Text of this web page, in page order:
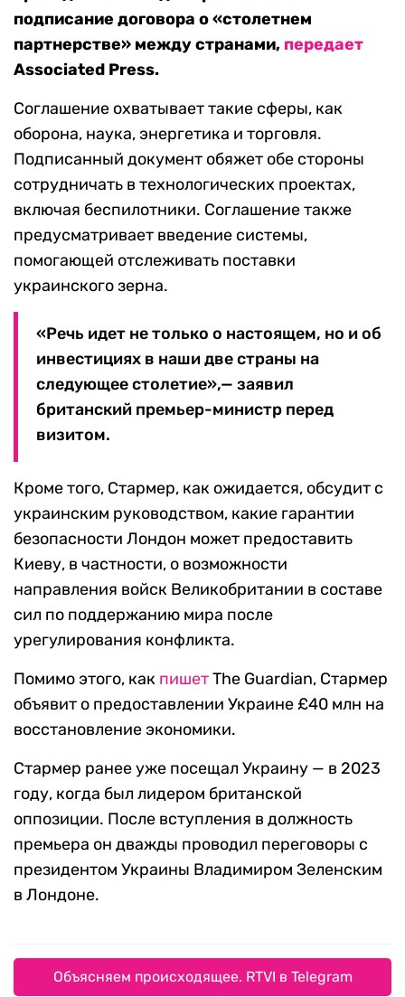
подписание договора о «столетнем
партнерстве» между странами, передает
Associated Press.
Соглашение охватывает такие сферы, как
оборона, наука, энергетика и торговля.
Подписанный документ обяжет обе стороны
сотрудничать в технологических проектах,
включая беспилотники. Соглашение также
предусматривает введение системы,
помогающей отслеживать поставки
украинского зерна.
«Речь идет не только о настоящем, но и об
инвестициях в наши две страны на
следующее столетие»,— заявил
британский премьер-министр перед
визитом.
Кроме того, Стармер, как ожидается, обсудит с
украинским руководством, какие гарантии
безопасности Лондон может предоставить
Киеву, в частности, о возможности
направления войск Великобритании в составе
сил по поддержанию мира после
урегулирования конфликта.
Помимо этого, как пишетThe Guardian, Стармер
объявит о предоставлении Украине £40 млн на
восстановление экономики.
Стармер ранее уже посещал Украину — в 2023
году, когда был лидером британской
оппозиции. После вступления в должность
премьера он дважды проводил переговоры с
президентом Украины Владимиром Зеленским
в Лондоне.
Объясняем происходящее. RTVI в Telegram